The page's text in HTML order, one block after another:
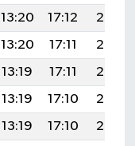
13:20 17:12
20:25
13:20 17:11
20:24
13:19 17:11
20:23
13:19 17:10
20:22
13:19 17:10
20:20